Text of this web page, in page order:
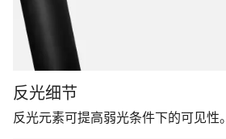
反光细节
反光元素可提高弱光条件下的可见性。
您需要帮助吗？